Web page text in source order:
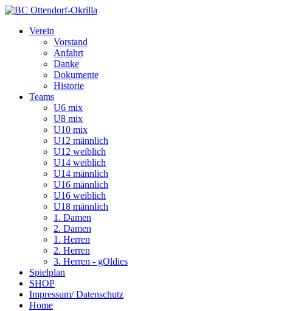
Verein
Vorstand
Anfahrt
Danke
Dokumente
Historie
Teams
U6 mix
U8 mix
U10 mix
U12 männlich
U12 weiblich
U14 weiblich
U14 männlich
U16 männlich
U16 weiblich
U18 männlich
1. Damen
2. Damen
1. Herren
2. Herren
3. Herren - gOldies
Spielplan
SHOP
Impressum/ Datenschutz
Home